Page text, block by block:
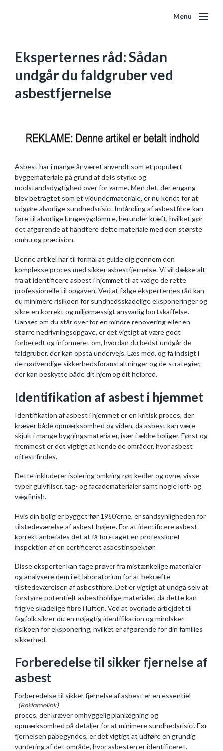
Menu
Eksperternes råd: Sådan
undgår du faldgruber ved
asbestfjernelse
Asbest har i mange år været anvendt som et populært
byggemateriale på grund af dets styrke og
modstandsdygtighed over for varme. Men det, der engang
blev betragtet som et vidundermateriale, er nu kendt for at
udgøre alvorlige sundhedsrisici. Indånding af asbestfibre kan
føre til alvorlige lungesygdomme, herunder kræft, hvilket gør
det afgørende at håndtere dette materiale med den største
omhu og præcision.
Denne artikel har til formål at guide dig gennem den
komplekse proces med sikker asbestfjernelse. Vi vil dække alt
fra at identificere asbest i hjemmet til at vælge de rette
professionelle til opgaven. Ved at følge eksperternes råd kan
du minimere risikoen for sundhedsskadelige eksponeringer og
sikre en korrekt og miljømæssigt ansvarlig bortskaffelse.
Uanset om du står over for en mindre renovering eller en
større nedrivningsopgave, er det vigtigt at være godt
forberedt og informeret om, hvordan du bedst undgår de
faldgruber, der kan opstå undervejs. Læs med, og få indsigt i
de nødvendige sikkerhedsforanstaltninger og de strategier,
der kan beskytte både dit hjem og dit helbred.
Identifikation af asbest i hjemmet
Identifikation af asbest i hjemmet er en kritisk proces, der
kræver både opmærksomhed og viden, da asbest kan være
skjult i mange bygningsmaterialer, især i ældre boliger. Først og
fremmest er det vigtigt at kende de områder, hvor asbest
oftest findes.
Dette inkluderer isolering omkring rør, kedler og ovne, visse
typer gulvfliser, tag- og facadematerialer samt nogle loft- og
vægfinish.
Hvis din bolig er bygget før 1980’erne, er sandsynligheden for
tilstedeværelse af asbest højere. For at identificere asbest
korrekt anbefales det at få foretaget en professionel
inspektion af en certificeret asbestinspektør.
Disse eksperter kan tage prøver fra mistænkelige materialer
og analysere dem i et laboratorium for at bekræfte
tilstedeværelsen af asbestfibre. Det er vigtigt at undgå selv at
forstyrre potentielt asbestholdige materialer, da dette kan
frigive skadelige fibre i luften. Ved at overlade arbejdet til
fagfolk sikrer du en nøjagtig identifikation og mindsker
risikoen for eksponering, hvilket er afgørende for din families
sikkerhed.
Forberedelse til sikker fjernelse af
asbest
Forberedelse til sikker fjernelse af asbest er en essentiel
proces, der kræver omhyggelig planlægning og
opmærksomhed på detaljer for at minimere sundhedsrisici. Før
fjernelsen påbegyndes, er det vigtigt at udføre en grundig
vurdering af det område, hvor asbesten er identificeret.